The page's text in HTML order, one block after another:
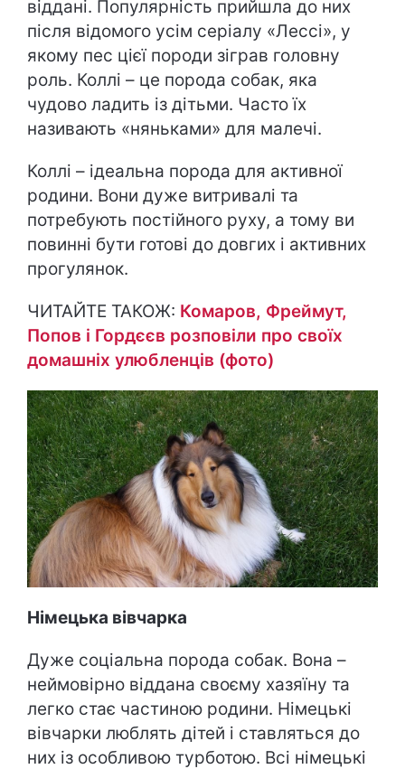
віддані. Популярність прийшла до них
після відомого усім серіалу «Лессі», у
якому пес цієї породи зіграв головну
роль. Коллі – це порода собак, яка
чудово ладить із дітьми. Часто їх
називають «няньками» для малечі.
Коллі – ідеальна порода для активної
родини. Вони дуже витривалі та
потребують постійного руху, а тому ви
повинні бути готові до довгих і активних
прогулянок.
ЧИТАЙТЕ ТАКОЖ: Комаров, Фреймут,
Попов і Гордєєв розповіли про своїх
домашніх улюбленців (фото)
Німецька вівчарка
Дуже соціальна порода собак. Вона –
неймовірно віддана своєму хазяїну та
легко стає частиною родини. Німецькі
вівчарки люблять дітей і ставляться до
них із особливою турботою. Всі німецькі